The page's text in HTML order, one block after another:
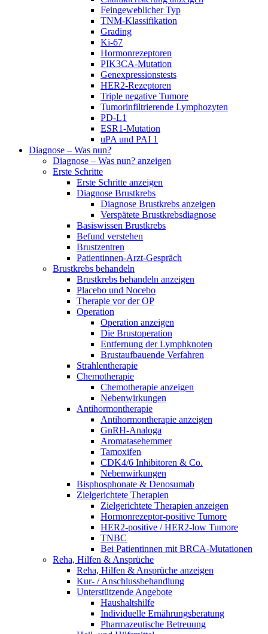
Feingeweblicher Typ
TNM-Klassifikation
Grading
Ki-67
Hormonrezeptoren
PIK3CA-Mutation
Genexpressionstests
HER2-Rezeptoren
Triple negative Tumore
Tumorinfiltrierende Lymphozyten
PD-L1
ESR1-Mutation
uPA und PAI 1
Diagnose – Was nun?
Diagnose – Was nun? anzeigen
Erste Schritte
Erste Schritte anzeigen
Diagnose Brustkrebs
Diagnose Brustkrebs anzeigen
Verspätete Brustkrebsdiagnose
Basiswissen Brustkrebs
Befund verstehen
Brustzentren
Patientinnen-Arzt-Gespräch
Brustkrebs behandeln
Brustkrebs behandeln anzeigen
Placebo und Nocebo
Therapie vor der OP
Operation
Operation anzeigen
Die Brustoperation
Entfernung der Lymphknoten
Brustaufbauende Verfahren
Strahlentherapie
Chemotherapie
Chemotherapie anzeigen
Nebenwirkungen
Antihormontherapie
Antihormontherapie anzeigen
GnRH-Analoga
Aromatasehemmer
Tamoxifen
CDK4/6 Inhibitoren & Co.
Nebenwirkungen
Bisphosphonate & Denosumab
Zielgerichtete Therapien
Zielgerichtete Therapien anzeigen
Hormonrezeptor-positive Tumore
HER2-positive / HER2-low Tumore
TNBC
Bei Patientinnen mit BRCA-Mutationen
Reha, Hilfen & Ansprüche
Reha, Hilfen & Ansprüche anzeigen
Kur- / Anschlussbehandlung
Unterstützende Angebote
Haushaltshilfe
Individuelle Ernährungsberatung
Pharmazeutische Betreuung